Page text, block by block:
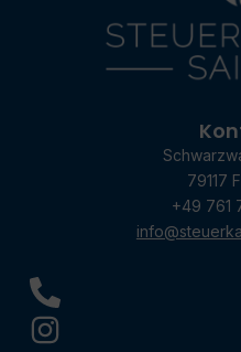
79117
+49 761